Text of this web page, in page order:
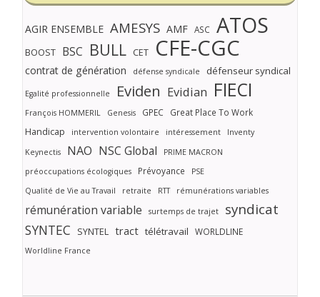
AGIR ENSEMBLE AMESYS AMF ASC ATOS
BOOST BSC BULL CET CFE-CGC
contrat de génération défense syndicale défenseur syndical
Egalité professionnelle Eviden Evidian FIECI
François HOMMERIL Genesis GPEC Great Place To Work
Handicap intervention volontaire intéressement
Inventy
Keynectis
NAO NSC Global
PRIME MACRON
préoccupations écologiques
Prévoyance
PSE
Qualité de Vie au Travail
retraite RTT rémunérations variables
rémunération variable surtemps de trajet syndicat
SYNTEC SYNTEL tract télétravail WORLDLINE
Worldline France